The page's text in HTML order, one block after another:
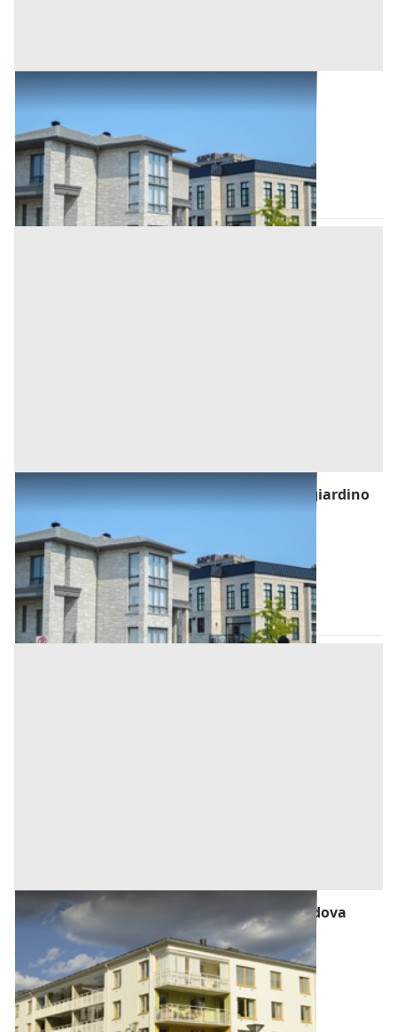
Abitazione di Tipo Civile all'asta a Padova
Pernumia (Padova)
25.125 € 33.500 €
Codice asta:016e8504
Asta chiusa
Asta Porzione di bifamiliare con garage e giardino
di pertinenza
Pernumia (Padova)
Offerta minima
60.000 € 80.000 €
Codice asta:
64be8502
Asta chiusa
Abitazione di Tipo Economico all'asta a Padova
Pernumia (Padova)
Offerta minima
38.250 € 51.000 €
Codice asta: AJ780188
Asta chiusa